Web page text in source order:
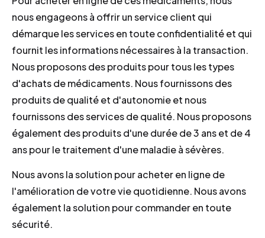
nous engageons à offrir un service client qui
démarque les services en toute confidentialité et qui
fournit les informations nécessaires à la transaction.
Nous proposons des produits pour tous les types
d'achats de médicaments. Nous fournissons des
produits de qualité et d'autonomie et nous
fournissons des services de qualité. Nous proposons
également des produits d'une durée de 3 ans et de 4
ans pour le traitement d'une maladie à sévères.
Nous avons la solution pour acheter en ligne de
l'amélioration de votre vie quotidienne. Nous avons
également la solution pour commander en toute
sécurité.